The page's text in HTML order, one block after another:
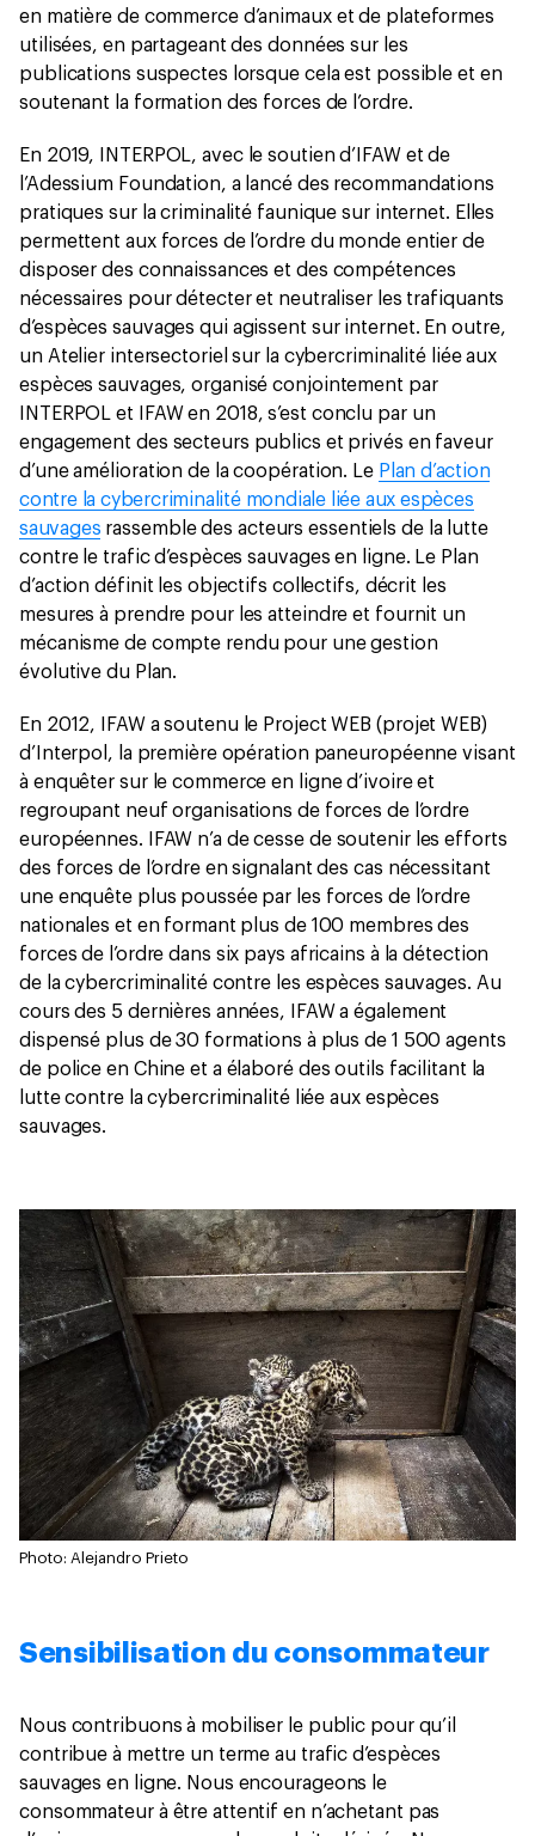
en matière de commerce d’animaux et de plateformes
utilisées, en partageant des données sur les
publications suspectes lorsque cela est possible et en
soutenant la formation des forces de l’ordre.
En 2019, INTERPOL, avec le soutien d’IFAW et de
l’Adessium Foundation, a lancé des recommandations
pratiques sur la criminalité faunique sur internet. Elles
permettent aux forces de l’ordre du monde entier de
disposer des connaissances et des compétences
nécessaires pour détecter et neutraliser les trafiquants
d’espèces sauvages qui agissent sur internet. En outre,
un Atelier intersectoriel sur la cybercriminalité liée aux
espèces sauvages, organisé conjointement par
INTERPOL et IFAW en 2018, s’est conclu par un
engagement des secteurs publics et privés en faveur
d’une amélioration de la coopération. Le Plan d’action
contre la cybercriminalité mondiale liée aux espèces
sauvages rassemble des acteurs essentiels de la lutte
contre le trafic d’espèces sauvages en ligne. Le Plan
d’action définit les objectifs collectifs, décrit les
mesures à prendre pour les atteindre et fournit un
mécanisme de compte rendu pour une gestion
évolutive du Plan.
En 2012, IFAW a soutenu le Project WEB (projet WEB)
d’Interpol, la première opération paneuropéenne visant
à enquêter sur le commerce en ligne d’ivoire et
regroupant neuf organisations de forces de l’ordre
européennes. IFAW n’a de cesse de soutenir les efforts
des forces de l’ordre en signalant des cas nécessitant
une enquête plus poussée par les forces de l’ordre
nationales et en formant plus de 100 membres des
forces de l’ordre dans six pays africains à la détection
de la cybercriminalité contre les espèces sauvages. Au
cours des 5 dernières années, IFAW a également
dispensé plus de 30 formations à plus de 1 500 agents
de police en Chine et a élaboré des outils facilitant la
lutte contre la cybercriminalité liée aux espèces
sauvages.
Photo: Alejandro Prieto
Sensibilisation du consommateur
Nous contribuons à mobiliser le public pour qu’il
contribue à mettre un terme au trafic d’espèces
sauvages en ligne. Nous encourageons le
consommateur à être attentif en n’achetant pas